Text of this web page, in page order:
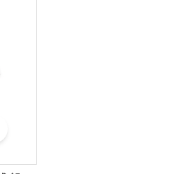
快速交貨與貼心售後服務。立即訂
了解更多，請訪問我們的官網。牧
1件起 ； 價格：HKD60/ 起, 視乎
21天。